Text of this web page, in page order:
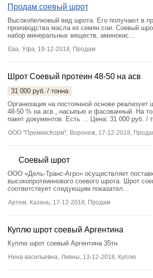
Продам соевый шрот
Высокобелковый вид шрота. Его получают в
производства масла из семян сои. Соевый
набор минеральных веществ, аминокис...
Ева, Уфа, 19-12-2018, Продам
Шрот Соевый протеин 48-50 на асв
31 000 руб. / тонна
Организация на постоянной основе реализует
48-50 % на асв., насыпью и фасованный. На
пакет документов. Есть ... Цена: 31 000 руб. /
ООО "ПремиксКорм", Воронеж, 17-12-2018,
Соевый шрот
ООО «Дель-Транс-Агро» осуществляет
высокопротеиннового соевого шрота. Шрот
соответствует следующим показател...
Артем, Казань, 17-12-2018, Продам
Куплю шрот соевый Аргентина
Куплю шрот соевый Аргентина 35тн.
Нина васильевна, Ливны, 13-12-2018, Куплю